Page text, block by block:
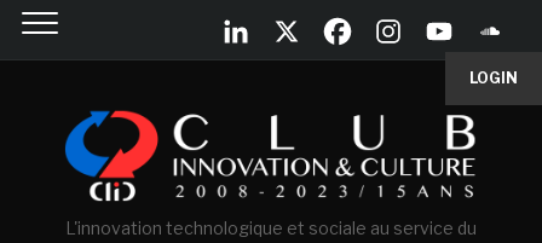
LOGIN
L'innovation technologique et sociale au service du